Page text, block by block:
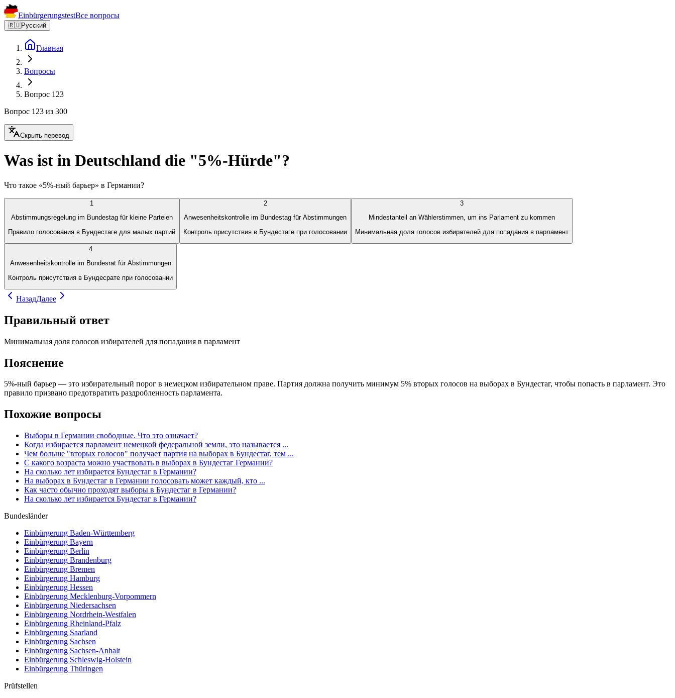
EinbürgerungstestВсе вопросы
🇷🇺Русский
Главная
Вопросы
Вопрос 123
Вопрос 123 из 300
Скрыть перевод
Was ist in Deutschland die "5%-Hürde"?
Что такое «5%-ный барьер» в Германии?
1
Abstimmungsregelung im Bundestag für kleine Parteien
Правило голосования в Бундестаге для малых партий
2
Anwesenheitskontrolle im Bundestag für Abstimmungen
Контроль присутствия в Бундестаге при голосовании
3
Mindestanteil an Wählerstimmen, um ins Parlament zu kommen
Минимальная доля голосов избирателей для попадания в парламент
4
Anwesenheitskontrolle im Bundesrat für Abstimmungen
Контроль присутствия в Бундесрате при голосовании
НазадДалее
Правильный ответ
Минимальная доля голосов избирателей для попадания в парламент
Пояснение
5%-ный барьер — это избирательный порог в немецком избирательном праве. Партия должна получить минимум 5% вторых голосов на выборах в Бундестаг, чтобы попасть в парламент. Это
правило призвано предотвратить раздробленность парламента.
Похожие вопросы
Выборы в Германии свободные. Что это означает?
Когда избирается парламент немецкой федеральной земли, это называется ...
Чем больше "вторых голосов" получает партия на выборах в Бундестаг, тем ...
С какого возраста можно участвовать в выборах в Бундестаг Германии?
На сколько лет избирается Бундестаг в Германии?
На выборах в Бундестаг в Германии голосовать может каждый, кто ...
Как часто обычно проходят выборы в Бундестаг в Германии?
На сколько лет избирается Бундестаг в Германии?
Bundesländer
Einbürgerung Baden-Württemberg
Einbürgerung Bayern
Einbürgerung Berlin
Einbürgerung Brandenburg
Einbürgerung Bremen
Einbürgerung Hamburg
Einbürgerung Hessen
Einbürgerung Mecklenburg-Vorpommern
Einbürgerung Niedersachsen
Einbürgerung Nordrhein-Westfalen
Einbürgerung Rheinland-Pfalz
Einbürgerung Saarland
Einbürgerung Sachsen
Einbürgerung Sachsen-Anhalt
Einbürgerung Schleswig-Holstein
Einbürgerung Thüringen
Prüfstellen